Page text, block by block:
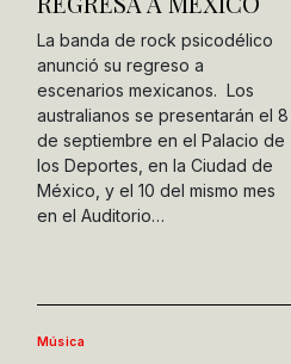
La banda de rock psicodélico
anunció su regreso a
escenarios mexicanos. Los
australianos se presentarán el 8
de septiembre en el Palacio de
los Deportes, en la Ciudad de
México, y el 10 del mismo mes
en el Auditorio…
Música